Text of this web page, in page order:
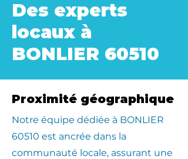
Des experts
locaux à
BONLIER 60510
Proximité géographique
​Notre équipe dédiée à BONLIER
60510 est ancrée dans la
communauté locale, assurant une